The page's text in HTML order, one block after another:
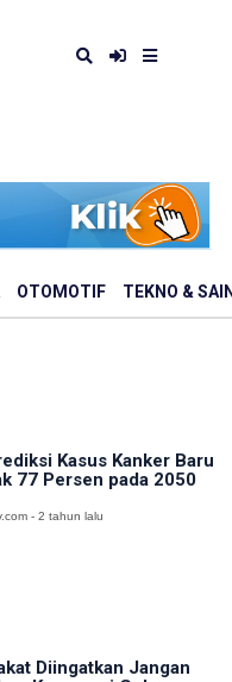
OTOMOTIF TEKNO &
Kasus Kanker Baru
77 Persen pada 2050
- 2 tahun lalu
Diingatkan Jangan